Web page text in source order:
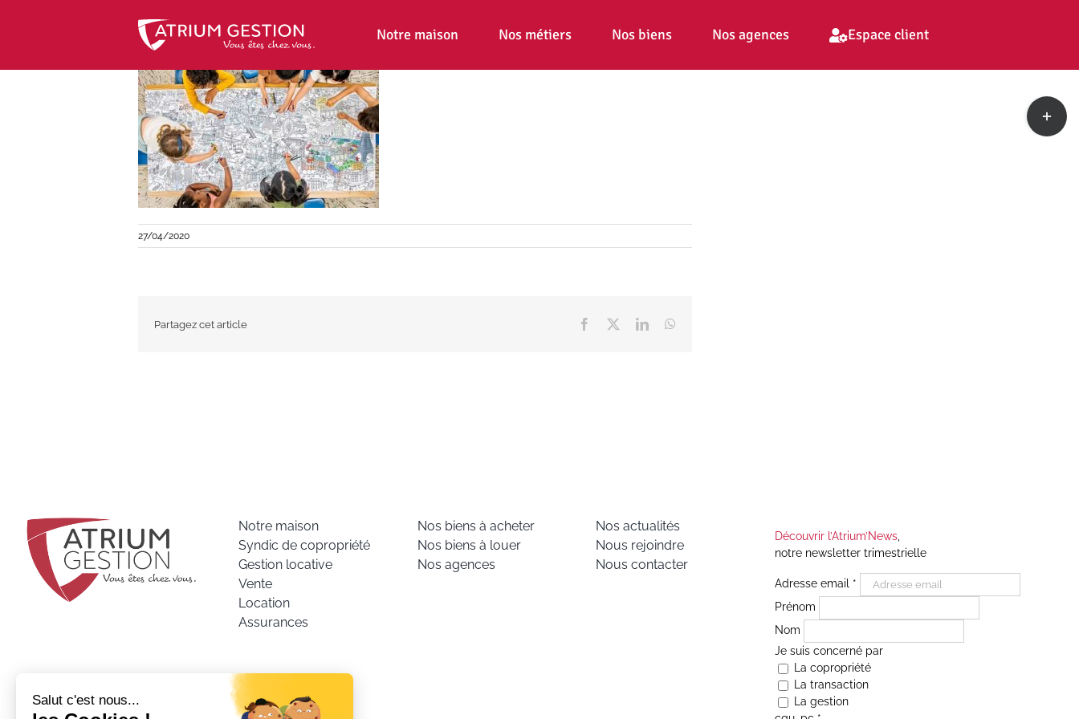
Notre maison Nos métiers Nos biens Nos agences Espace client
27/04/2020
Partagez cet article Facebook LinkedIn
Notre maison
Syndic de copropriété
Gestion locative
Vente
Location
Assurances
Nos biens à acheter
Nos biens à louer
Nos agences
Nos actualités
Nous rejoindre
Nous contacter
Découvrir l’Atrium’News,
notre newsletter trimestrielle
Adresse email *
Prénom
Nom
Je suis concerné par
La copropriété
La transaction
La gestion
Toggle
Sliding
Bar